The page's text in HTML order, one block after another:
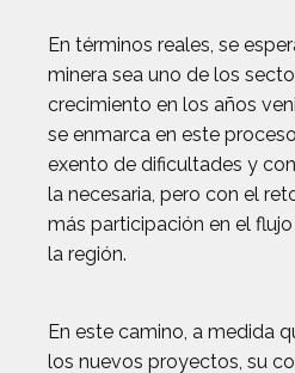
En términos reales, se
minera sea uno de los
crecimiento en los años
se enmarca en este
exento de dificultades y
la necesaria, pero con el
más participación en el
la región.
En este camino, a medida
los nuevos proyectos, su